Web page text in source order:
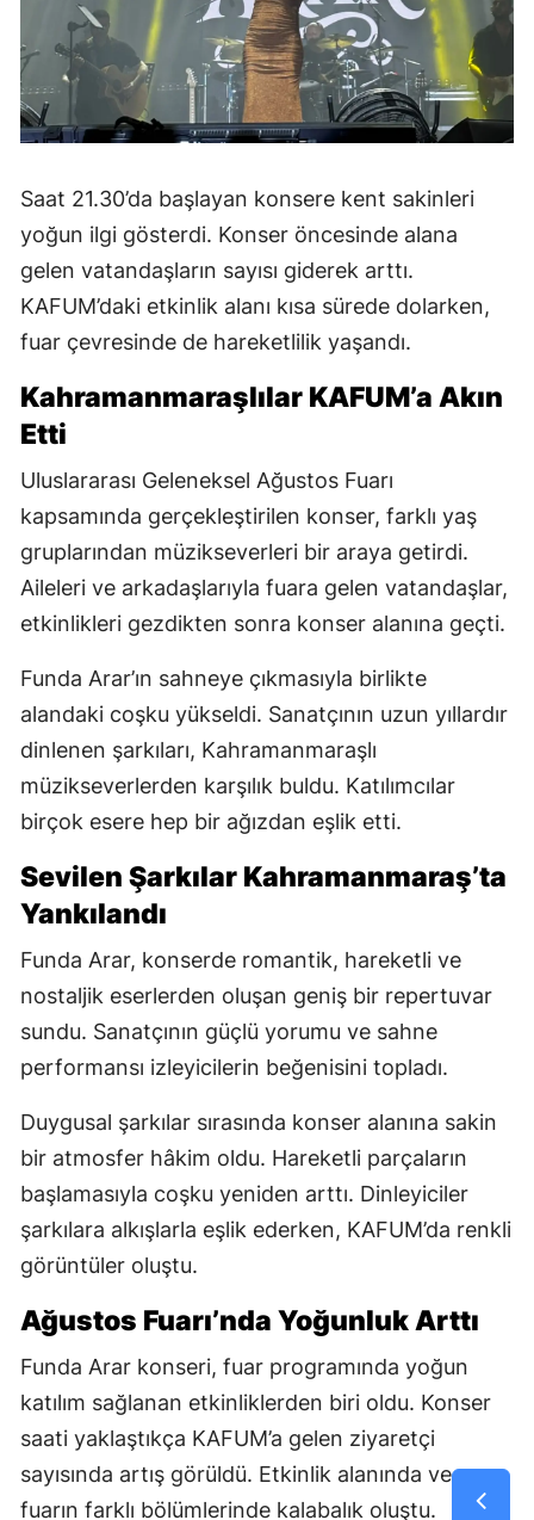
Saat 21.30’da başlayan konsere kent sakinleri
yoğun ilgi gösterdi. Konser öncesinde alana
gelen vatandaşların sayısı giderek arttı.
KAFUM’daki etkinlik alanı kısa sürede dolarken,
fuar çevresinde de hareketlilik yaşandı.
Kahramanmaraşlılar KAFUM’a Akın
Etti
Uluslararası Geleneksel Ağustos Fuarı
kapsamında gerçekleştirilen konser, farklı yaş
gruplarından müzikseverleri bir araya getirdi.
Aileleri ve arkadaşlarıyla fuara gelen vatandaşlar,
etkinlikleri gezdikten sonra konser alanına geçti.
Funda Arar’ın sahneye çıkmasıyla birlikte
alandaki coşku yükseldi. Sanatçının uzun yıllardır
dinlenen şarkıları, Kahramanmaraşlı
müzikseverlerden karşılık buldu. Katılımcılar
birçok esere hep bir ağızdan eşlik etti.
Sevilen Şarkılar Kahramanmaraş’ta
Yankılandı
Funda Arar, konserde romantik, hareketli ve
nostaljik eserlerden oluşan geniş bir repertuvar
sundu. Sanatçının güçlü yorumu ve sahne
performansı izleyicilerin beğenisini topladı.
Duygusal şarkılar sırasında konser alanına sakin
bir atmosfer hâkim oldu. Hareketli parçaların
başlamasıyla coşku yeniden arttı. Dinleyiciler
şarkılara alkışlarla eşlik ederken, KAFUM’da renkli
görüntüler oluştu.
Ağustos Fuarı’nda Yoğunluk Arttı
Funda Arar konseri, fuar programında yoğun
katılım sağlanan etkinliklerden biri oldu. Konser
saati yaklaştıkça KAFUM’a gelen ziyaretçi
sayısında artış görüldü. Etkinlik alanında ve
fuarın farklı bölümlerinde kalabalık oluştu.